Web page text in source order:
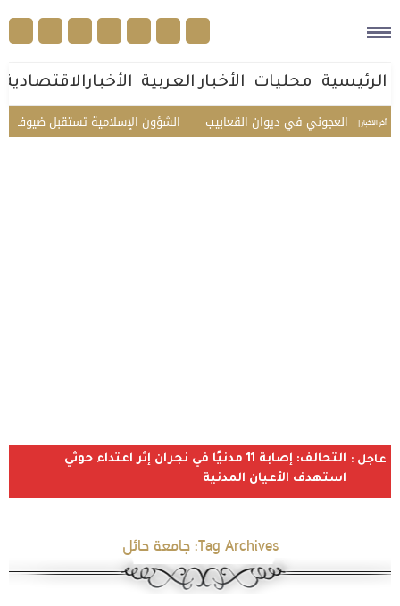
الرئيسية محليات الأخبار العربية الأخبارالاقتصادية
أخر الأخبار | الشؤون الإسلامية تستقبل ضيوف الدفعة في ديوان القعابيب
عاجل :
التحالف: إصابة 11 مدنيًا في نجران إثر اعتداء حوثي
استهدف الأعيان المدنية
Tag Archives: جامعة حائل